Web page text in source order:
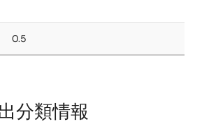
0.5
分類情報